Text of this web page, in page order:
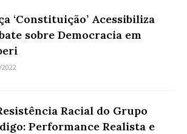
‘Constituição’ Acessibiliza
sobre Democracia em
2022
Racial do Grupo
Performance Realista e